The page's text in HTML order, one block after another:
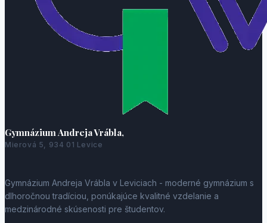
Gymnázium Andreja Vrábla,
Mierová 5, 934 01 Levice
Gymnázium Andreja Vrábla v Leviciach - moderné gymnázium s
dlhoročnou tradíciou, ponúkajúce kvalitné vzdelanie a
medzinárodné skúsenosti pre študentov.